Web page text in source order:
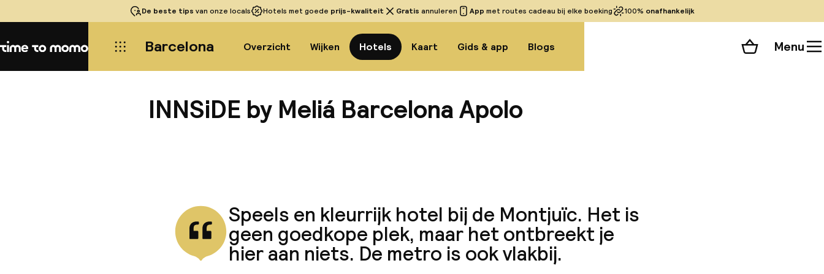
De beste tips van onze locals Hotels met goede prijs-kwaliteit Gratis annuleren App met routes cadeau bij elke boeking 100% onafhankelijk
Home Barcelona Overzicht Wijken Hotels Kaart Gids & app Blogs Winkelmand
Menu
INNSiDE by Meliá Barcelona Apolo
Speels en kleurrijk hotel bij de Montjuïc. Het is
geen goedkope plek, maar het ontbreekt je
hier aan niets. De metro is ook vlakbij.